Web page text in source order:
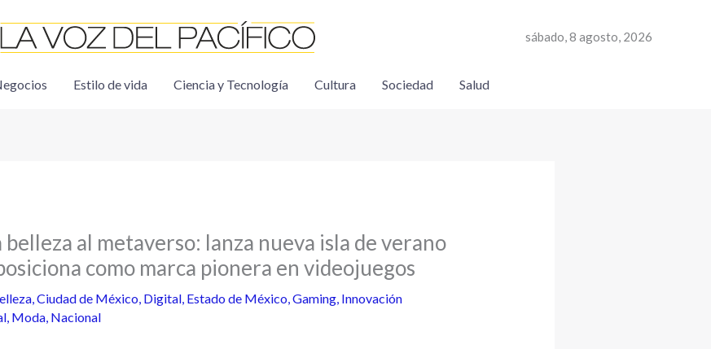
sábado, 8 agosto, 2026
Estilo de vida Ciencia y Tecnología Cultura Sociedad Salud
belleza al metaverso: lanza nueva isla de verano
como marca pionera en videojuegos
,Ciudad de México, Digital, Estado de México,Gaming, Innovación
, Moda, Nacional